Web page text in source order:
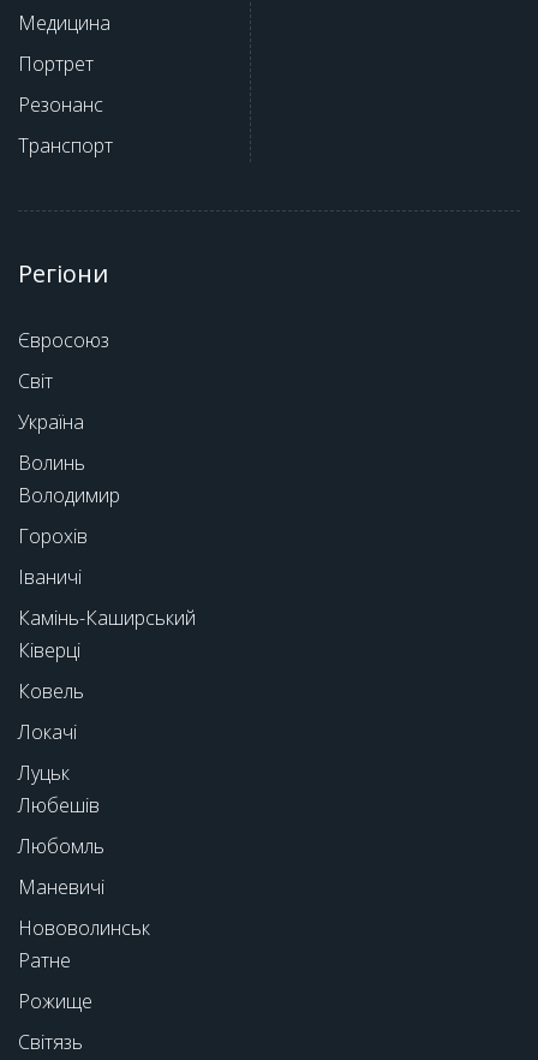
Медицина
Портрет
Резонанс
Транспорт
Регіони
Євросоюз
Світ
Україна
Волинь
Володимир
Горохів
Іваничі
Камінь-Каширський
Ківерці
Ковель
Локачі
Луцьк
Любешів
Любомль
Маневичі
Нововолинськ
Ратне
Рожище
Світязь